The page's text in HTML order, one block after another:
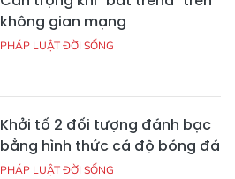
không gian mạng
PHÁP LUẬT ĐỜI SỐNG
Khởi tố 2 đối tượng đánh bạc
bằng hình thức cá độ bóng đá
PHÁP LUẬT ĐỜI SỐNG